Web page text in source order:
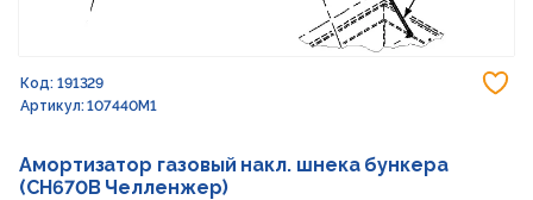
Код: 191329
Артикул: 107440M1
Амортизатор газовый накл. шнека бункера
(CH670B Челленжер)